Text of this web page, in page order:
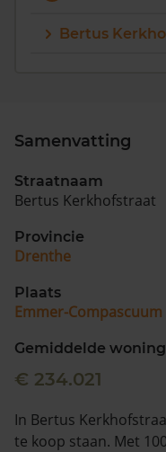
Vragen? Neem
088 220
Maandag t/m vrijdag
Bertus
Samenvatting
Straatnaam
Bertus Kerkhofstraat
Provincie
Drenthe
Plaats
Emmer-Compascuum
Gemiddelde
€ 234.021
In Bertus
te koop staan. Met